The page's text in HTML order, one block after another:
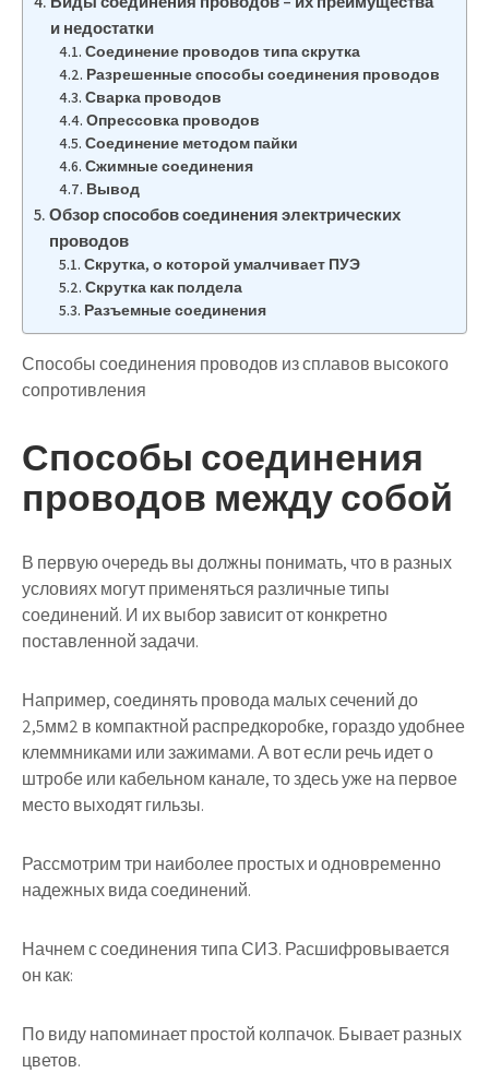
и недостатки
Соединение проводов типа скрутка
Разрешенные способы соединения проводов
Сварка проводов
Опрессовка проводов
Соединение методом пайки
Сжимные соединения
Вывод
Обзор способов соединения электрических
проводов
Скрутка, о которой умалчивает ПУЭ
Скрутка как полдела
Разъемные соединения
Способы соединения проводов из сплавов высокого
сопротивления
Способы соединения
проводов между собой
В первую очередь вы должны понимать, что в разных
условиях могут применяться различные типы
соединений. И их выбор зависит от конкретно
поставленной задачи.
Например, соединять провода малых сечений до
2,5мм2 в компактной распредкоробке, гораздо удобнее
клеммниками или зажимами. А вот если речь идет о
штробе или кабельном канале, то здесь уже на первое
место выходят гильзы.
Рассмотрим три наиболее простых и одновременно
надежных вида соединений.
Начнем с соединения типа СИЗ. Расшифровывается
он как:
По виду напоминает простой колпачок. Бывает разных
цветов.